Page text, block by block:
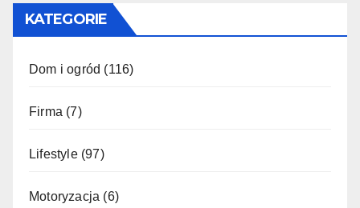
KATEGORIE
Dom i ogród (116)
Firma (7)
Lifestyle(97)
Motoryzacja (6)